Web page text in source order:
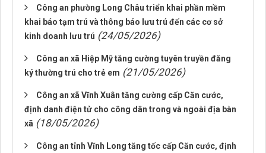
Công an phường Long Châu triển khai phần mềm
khai báo tạm trú và thông báo lưu trú đến các cơ sở
kinh doanh lưu trú (24/05/2026)
Công an xã Hiệp Mỹ tăng cường tuyên truyền đăng
ký thường trú cho trẻ em (21/05/2026)
Công an xã Vĩnh Xuân tăng cường cấp Căn cước,
định danh điện tử cho công dân trong và ngoài địa bàn
xã (18/05/2026)
Công an tỉnh Vĩnh Long tăng tốc cấp Căn cước, định